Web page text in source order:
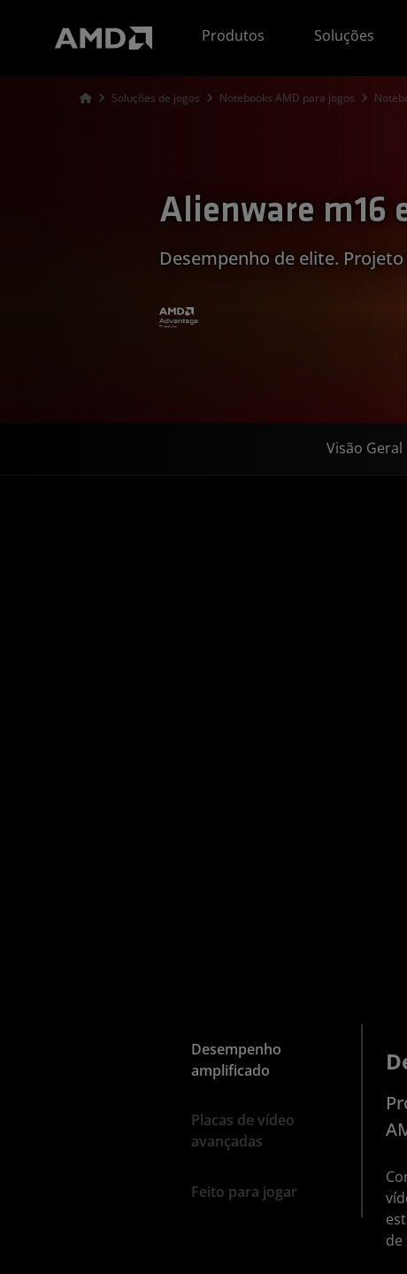
Produtos
Soluções
Soluções de jogos Notebooks AMD para jogos
Alienware m16
Desempenho de elite.
Visão Geral
Desempenho
amplificado
Placas de vídeo
avançadas
Feito para jogar
de